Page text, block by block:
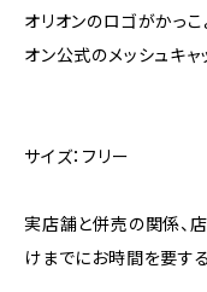
オリオンのロゴがかっこ
オン公式のメッシュキャ
サイズ：フリー
実店舗と併売の関係、
けまでにお時間を要す